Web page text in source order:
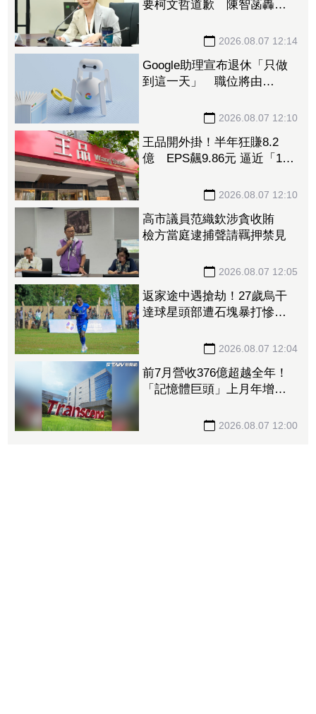
要柯文哲道歉 陳智菡轟
2026.08.07 12:14
Google助理宣布退休「只做
到這一天」 職位將由
2026.08.07 12:10
王品開外掛！半年狂賺8.2
億 EPS飆9.86元 逼近「1股
2026.08.07 12:10
高市議員范織欽涉貪收賄
檢方當庭逮捕聲請羈押禁見
2026.08.07 12:05
返家途中遇搶劫！27歲烏干
達球星頭部遭石塊暴打慘
2026.08.07 12:04
前7月營收376億超越全年！
「記憶體巨頭」上月年增飆
2026.08.07 12:00